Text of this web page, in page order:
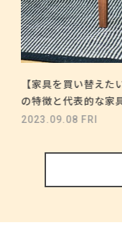
【家具を買い替え
の特徴と代表的な家
2023.09.08 FRI